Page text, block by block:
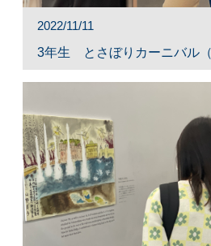
2022/11/11
3年生 とさぼりカーニバル